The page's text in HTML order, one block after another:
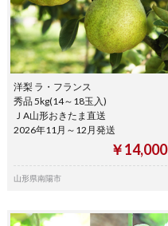
洋梨 ラ・フランス
秀品 5kg(14～18玉入)
ＪA山形おきたま直送
2026年11月～12月発送
￥14,000
山形県南陽市